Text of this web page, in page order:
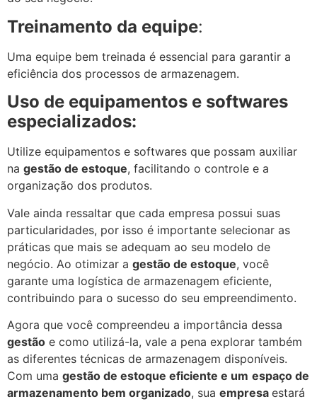
Treinamento da equipe:
Uma equipe bem treinada é essencial para garantir a
eficiência dos processos de armazenagem.
Uso de equipamentos e softwares
especializados:
Utilize equipamentos e softwares que possam auxiliar
na gestão de estoque, facilitando o controle e a
organização dos produtos.
Vale ainda ressaltar que cada empresa possui suas
particularidades, por isso é importante selecionar as
práticas que mais se adequam ao seu modelo de
negócio. Ao otimizar a gestão de estoque, você
garante uma logística de armazenagem eficiente,
contribuindo para o sucesso do seu empreendimento.
Agora que você compreendeu a importância dessa
gestão e como utilizá-la, vale a pena explorar também
as diferentes técnicas de armazenagem disponíveis.
Com uma gestão de estoque eficiente e um espaço de
armazenamento bem organizado, sua empresa estará